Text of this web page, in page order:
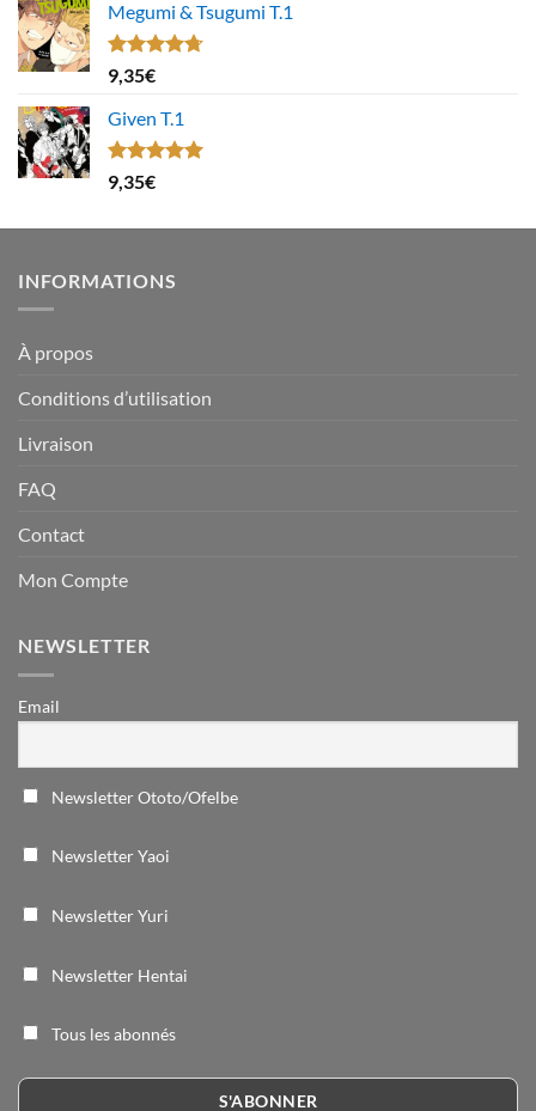
Megumi & Tsugumi T.1
Note4.67
sur 5
9,35€
Given T.1
Note5.00
sur 5
9,35€
INFORMATIONS
À propos
Conditions d’utilisation
Livraison
FAQ
Contact
Mon Compte
NEWSLETTER
Email
Newsletter Ototo/Ofelbe
Newsletter Yaoi
Newsletter Yuri
Newsletter Hentai
Tous les abonnés